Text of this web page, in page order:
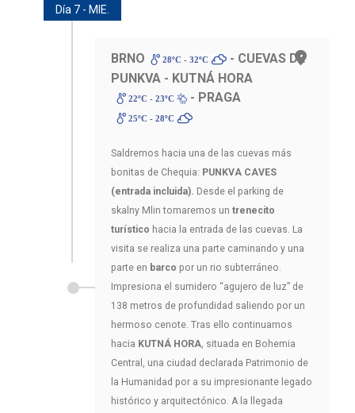
Día 7 - MIE.
BRNO 28ºC - 32ºC
- CUEVAS DE
PUNKVA - KUTNÁ HORA
22ºC - 23ºC - PRAGA
25ºC - 28ºC
Saldremos hacia una de las cuevas más
bonitas de Chequia: PUNKVA CAVES
(entrada incluida). Desde el parking de
skalny Mlin tomaremos un trenecito
turístico hacia la entrada de las cuevas. La
visita se realiza una parte caminando y una
parte en barco por un rio subterráneo.
Impresiona el sumidero “agujero de luz” de
138 metros de profundidad saliendo por un
hermoso cenote. Tras ello continuamos
hacia KUTNÁ HORA , situada en Bohemia
Central, una ciudad declarada Patrimonio de
la Humanidad por a su impresionante legado
histórico y arquitectónico. A la llegada